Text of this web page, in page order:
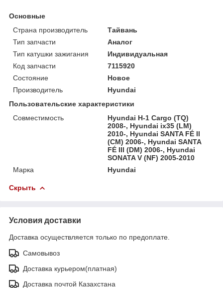
Основные
Страна производитель
Тайвань
Тип запчасти
Аналог
Тип катушки зажигания
Индивидуальная
Код запчасти
7115920
Состояние
Новое
Производитель
Hyundai
Пользовательские характеристики
Совместимость
Hyundai H-1 Cargo (TQ)
2008-, Hyundai ix35 (LM)
2010-, Hyundai SANTA FÉ II
(CM) 2006-, Hyundai SANTA
FÉ III (DM) 2006-, Hyundai
SONATA V (NF) 2005-2010
Марка
Hyundai
Скрыть
Условия доставки
Доставка осуществляется только по предоплате.
Самовывоз
Доставка курьером(платная)
Доставка почтой Казахстана